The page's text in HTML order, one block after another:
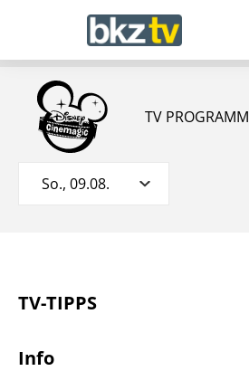
TV PROGRAMM
So., 09.08.
TV-TIPPS
Info